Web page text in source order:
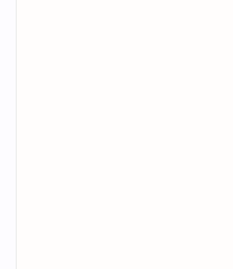
– Lagu Beri Aku
Pasaribu menampilkan kedewasaan
emosionalnya yang matang.
Djoewarsa dan Adrian Martadinata,